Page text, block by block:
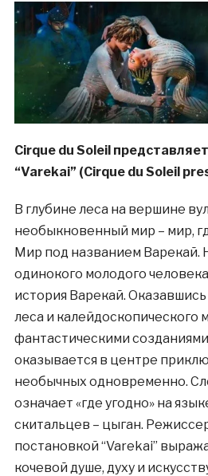
Cirque du Soleil
“Varekai” (Cirque du Soleil
В глубине леса на вершине
необыкновенный мир – мир,
Мир под названием Варекай.
одинокого молодого
история Варекай.
леса и калейдоскопического
фантастическими
оказывается в центре
необычных одновременно.
означает «где угодно» на
скитальцев – цыган.
постановкой “Varekai”
кочевой душе, духу и